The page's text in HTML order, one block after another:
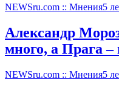
NEWSru.com :: Мнения5
Александр
много, а Прага –
NEWSru.com :: Мнения5